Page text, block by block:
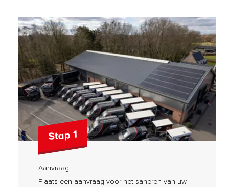
Stap 1
Aanvraag:
Plaats een aanvraag voor het saneren van uw